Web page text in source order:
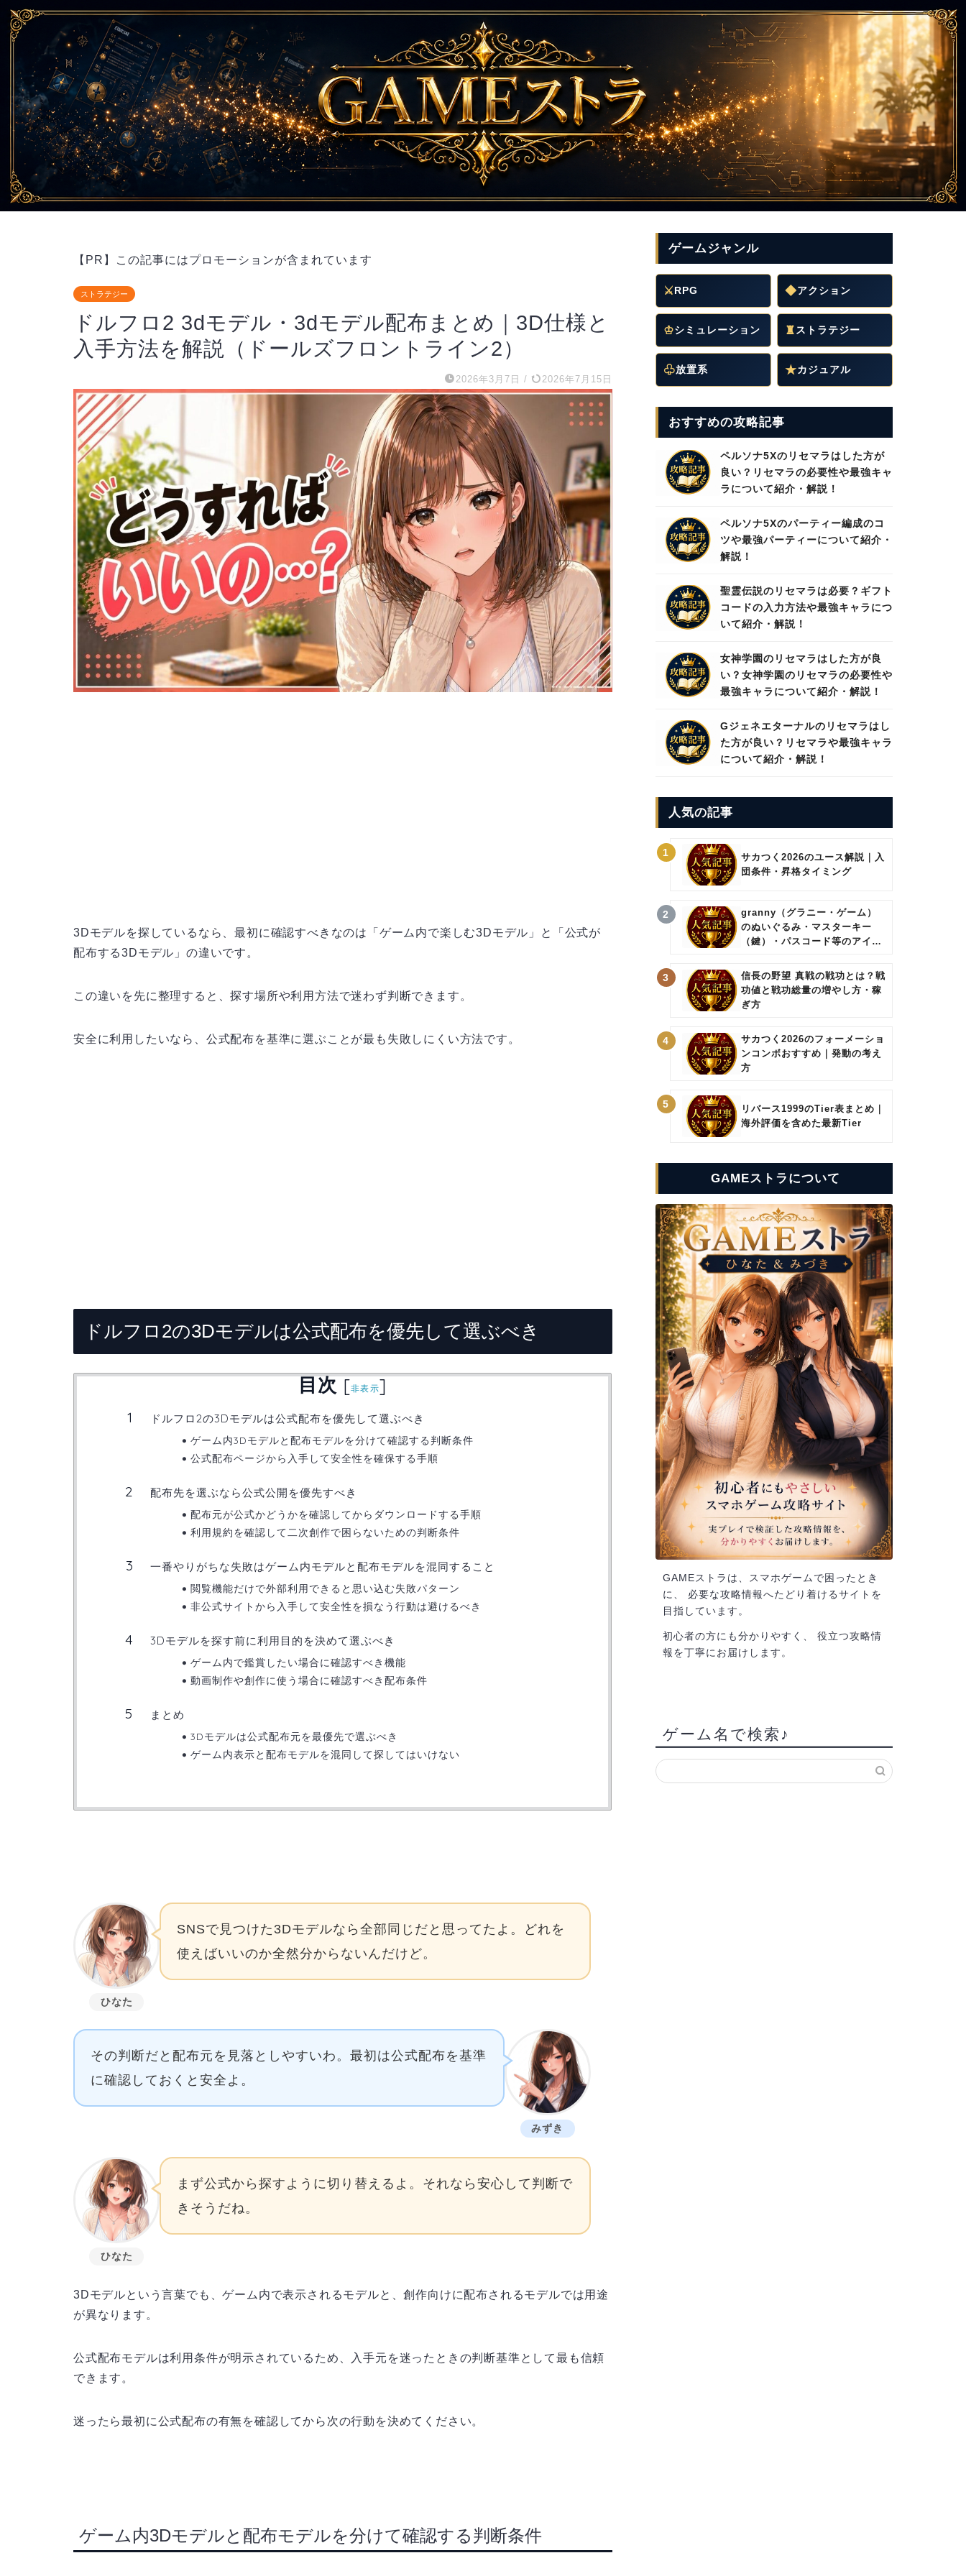
【PR】この記事にはプロモーションが含まれています
ストラテジー
ドルフロ2 3dモデル・3dモデル配布まとめ｜3D仕様と
入手方法を解説（ドールズフロントライン2）
2026年3月7日 / 2026年7月15日
3Dモデルを探しているなら、最初に確認すべきなのは「ゲーム内で楽しむ3Dモデル」と「公式が
配布する3Dモデル」の違いです。
この違いを先に整理すると、探す場所や利用方法で迷わず判断できます。
安全に利用したいなら、公式配布を基準に選ぶことが最も失敗しにくい方法です。
ドルフロ2の3Dモデルは公式配布を優先して選ぶべき
目次 [非表示]
ドルフロ2の3Dモデルは公式配布を優先して選ぶべき
ゲーム内3Dモデルと配布モデルを分けて確認する判断条件
公式配布ページから入手して安全性を確保する手順
配布先を選ぶなら公式公開を優先すべき
配布元が公式かどうかを確認してからダウンロードする手順
利用規約を確認して二次創作で困らないための判断条件
一番やりがちな失敗はゲーム内モデルと配布モデルを混同すること
閲覧機能だけで外部利用できると思い込む失敗パターン
非公式サイトから入手して安全性を損なう行動は避けるべき
3Dモデルを探す前に利用目的を決めて選ぶべき
ゲーム内で鑑賞したい場合に確認すべき機能
動画制作や創作に使う場合に確認すべき配布条件
まとめ
3Dモデルは公式配布元を最優先で選ぶべき
ゲーム内表示と配布モデルを混同して探してはいけない
ひなた
SNSで見つけた3Dモデルなら全部同じだと思ってたよ。どれを
使えばいいのか全然分からないんだけど。
みずき
その判断だと配布元を見落としやすいわ。最初は公式配布を基準
に確認しておくと安全よ。
ひなた
まず公式から探すように切り替えるよ。それなら安心して判断で
きそうだね。
3Dモデルという言葉でも、ゲーム内で表示されるモデルと、創作向けに配布されるモデルでは用途
が異なります。
公式配布モデルは利用条件が明示されているため、入手元を迷ったときの判断基準として最も信頼
できます。
迷ったら最初に公式配布の有無を確認してから次の行動を決めてください。
ゲーム内3Dモデルと配布モデルを分けて確認する判断条件
ゲームジャンル
⚔RPG ◆アクション
♔シミュレーション ♜ ストラテジー
♧放置系 ★カジュアル
おすすめの攻略記事
ペルソナ5Xのリセマラはした方が
良い？リセマラの必要性や最強キャ
ラについて紹介・解説！
ペルソナ5Xのパーティー編成のコ
ツや最強パーティーについて紹介・
解説！
聖霊伝説のリセマラは必要？ギフト
コードの入力方法や最強キャラにつ
いて紹介・解説！
女神学園のリセマラはした方が良
い？女神学園のリセマラの必要性や
最強キャラについて紹介・解説！
Gジェネエターナルのリセマラはし
た方が良い？リセマラや最強キャラ
について紹介・解説！
人気の記事
1
サカつく2026のユース解説｜入
団条件・昇格タイミング
2
granny（グラニー・ゲーム）
のぬいぐるみ・マスターキー
（鍵）・パスコード等のアイテ
3
信長の野望 真戦の戦功とは？戦
功値と戦功総量の増やし方・稼
ぎ方
4
サカつく2026のフォーメーショ
ンコンボおすすめ｜発動の考え
方
5
リバース1999のTier表まとめ｜
海外評価を含めた最新Tier
GAMEストラについて
GAMEストラは、スマホゲームで困ったとき
に、 必要な攻略情報へたどり着けるサイトを
目指しています。
初心者の方にも分かりやすく、 役立つ攻略情
報を丁寧にお届けします。
ゲーム名で検索♪